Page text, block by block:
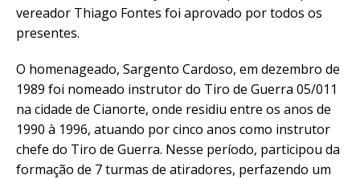
vereador Thiago Fontes foi aprovado por todos os
presentes.
O homenageado, Sargento Cardoso, em dezembro de
1989 foi nomeado instrutor do Tiro de Guerra 05/011
na cidade de Cianorte, onde residiu entre os anos de
1990 à 1996, atuando por cinco anos como instrutor
chefe do Tiro de Guerra. Nesse período, participou da
formação de 7 turmas de atiradores, perfazendo um